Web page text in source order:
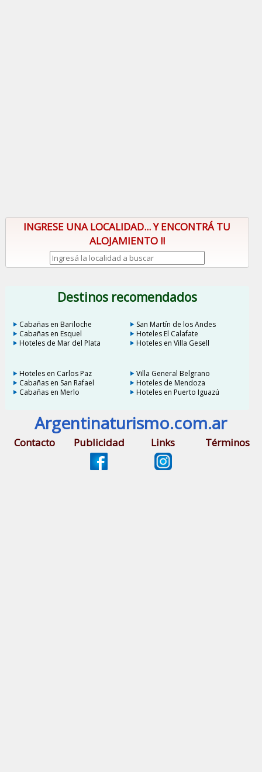
INGRESE UNA LOCALIDAD... Y ENCONTRÁ TU
ALOJAMIENTO !!
Destinos recomendados
Cabañas en Bariloche
San Martín de los Andes
Cabañas en Esquel
Hoteles El Calafate
Hoteles de Mar del Plata
Hoteles en Villa Gesell
Hoteles en Carlos Paz
Villa General Belgrano
Cabañas en San Rafael
Hoteles de Mendoza
Cabañas en Merlo
Hoteles en Puerto Iguazú
Argentinaturismo.com.ar
Contacto Publicidad Links Términos